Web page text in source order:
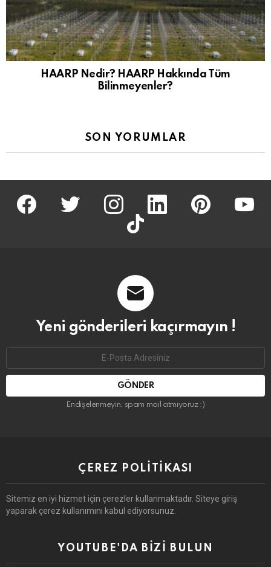
HAARP Nedir? HAARP Hakkında Tüm
Bilinmeyenler?
SON YORUMLAR
facebook twitter İnstagram linkedin pinterest
tiktok
Yeni gönderileri kaçırmayın !
Endişelenmeyin, spam mail atmıyoruz :)
ÇEREZ POLITIKASI
Sitemiz en iyi hizmet için çerezler kullanmaktadır. Siteye giriş
yaparak çerez kullanımını kabul ediyorsunuz.
YOUTUBE'DA BIZI BULUN